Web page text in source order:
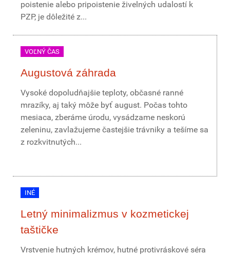
poistenie alebo pripoistenie živelných udalostí k
PZP, je dôležité z...
VOĽNÝ ČAS
Augustová záhrada
Vysoké dopoludňajšie teploty, občasné ranné
mrazíky, aj taký môže byť august. Počas tohto
mesiaca, zberáme úrodu, vysádzame neskorú
zeleninu, zavlažujeme častejšie trávniky a tešíme sa
z rozkvitnutých...
INÉ
Letný minimalizmus v kozmetickej
taštičke
Vrstvenie hutných krémov, hutné protivráskové séra